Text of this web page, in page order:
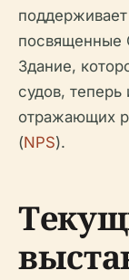
посвященные
Здание,
судов, теперь
отражающих
(NPS).